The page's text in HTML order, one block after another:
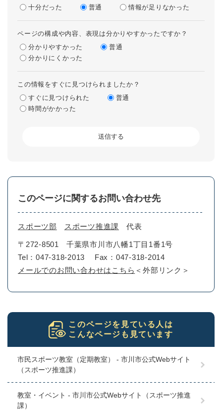
十分だった
普通 情報が足りなかった
ページの構成や内容、表現は分かりやすかったですか？
分かりやすかった
普通
分かりにくかった
この情報をすぐに見つけられましたか？
すぐに見つけられた
普通
時間がかかった
このページに関するお問い合わせ先
スポーツ部 スポーツ推進課 代表
〒272-8501
千葉県市川市八幡1丁目1番1号
Tel：047-318-2013
Fax：047-318-2014
メールでのお問い合わせはこちら ＜外部リンク＞
このページを見ている人は
こんなページも見ています
市民スポーツ教室（定期教室） - 市川市公式Webサイト
（スポーツ推進課）
教室・イベント - 市川市公式Webサイト（スポーツ推進
課）